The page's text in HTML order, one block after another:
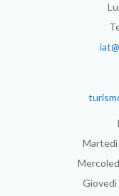
Martedì
Giovedì